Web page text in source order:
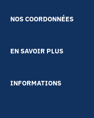
NOS COORDONNÉES
EN SAVOIR PLUS
A propos
INFORMATIONS